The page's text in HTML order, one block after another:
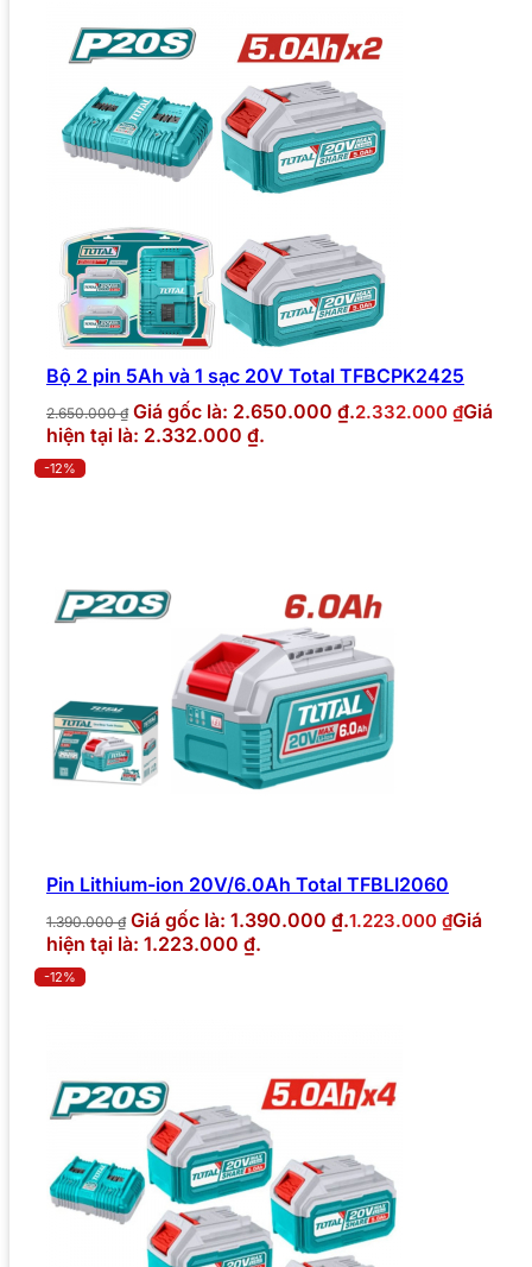
Bộ 2 pin 5Ah và 1 sạc 20V Total TFBCPK2425
2.650.000₫ Giá gốc là: 2.650.000 ₫.2.332.000 ₫Giá
hiện tại là: 2.332.000 ₫.
-12%
Pin Lithium-ion 20V/6.0Ah Total TFBLI2060
1.390.000₫ Giá gốc là: 1.390.000 ₫.1.223.000 ₫Giá
hiện tại là: 1.223.000 ₫.
-12%